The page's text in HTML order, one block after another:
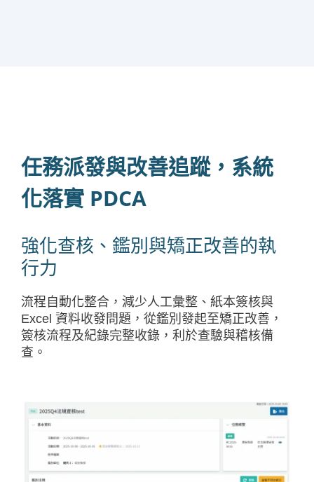
任務派發與改善追蹤，系統
化落實 PDCA
強化查核、鑑別與矯正改善的執
行力
流程自動化整合，減少人工彙整、紙本簽核與
Excel 資料收發問題，從鑑別發起至矯正改善，
簽核流程及紀錄完整收錄，利於查驗與稽核備
查。